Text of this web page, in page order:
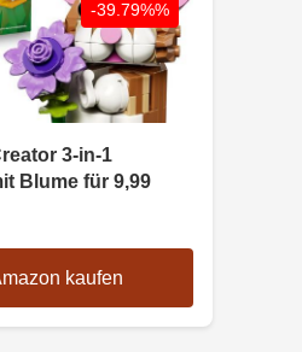
-39.79%%
3-in-1
Blume für 9,99
kaufen